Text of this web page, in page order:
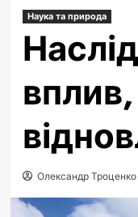
Наука та природа
Олександр Троценко